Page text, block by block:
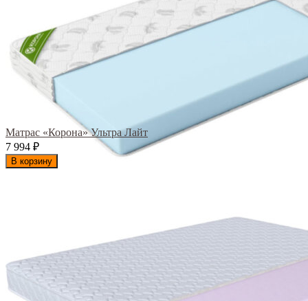
Матрас «Корона» Ультра Лайт
7 994 ₽
В корзину